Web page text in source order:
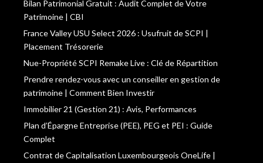
Bilan Patrimonial Gratuit : Audit Complet de Votre
Patrimoine | CBI
France Valley USU Select 2026 : Usufruit de SCPI |
Placement Trésorerie
Nue-Propriété SCPI Remake Live : Clé de Répartition
Prendre rendez-vous avec un conseiller en gestion de
patrimoine | Comment Bien Investir
Immobilier 21 (Gestion 21) : Avis, Performances
Plan d’Épargne Entreprise (PEE), PEG et PEI : Guide
Complet
Contrat de Capitalisation Luxembourgeois OneLife |